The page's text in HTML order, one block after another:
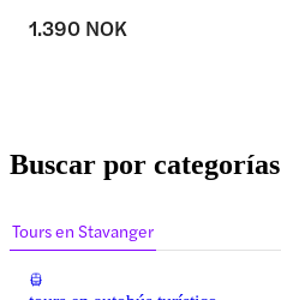
1.390 NOK
Buscar por categorías
Tours en Stavanger